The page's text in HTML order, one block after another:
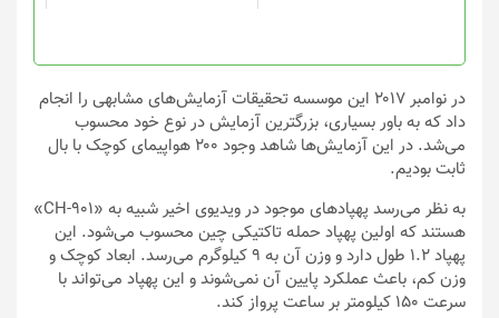
در نوامبر ۲۰۱۷ این موسسه تحقیقات آزمایش‌های مشابهی را انجام
داد که به باور بسیاری، بزرگترین آزمایش در نوع خود محسوب
می‌شد. در این آزمایش‌ها شاهد وجود ۲۰۰ هواپیمای کوچک با بال
ثابت بودیم.
به نظر می‌رسد پهپادهای موجود در ویدیوی اخیر شبیه به «CH-901»
هستند که اولین پهپاد حمله تاکتیکی چین محسوب می‌شود. این
پهپاد ۱.۲ طول دارد و وزن آن به ۹ کیلوگرم می‌رسد. ابعاد کوچک و
وزن کم، باعث عملکرد پایین آن نمی‌شوند و این پهپاد می‌تواند با
سرعت ۱۵۰ کیلومتر بر ساعت پرواز کند.